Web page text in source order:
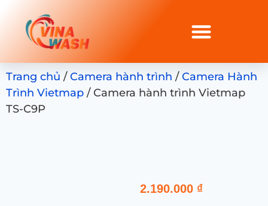
Trang chủ /Camera hành trình /Camera Hành
Trình Vietmap / Camera hành trình Vietmap
TS-C9P
2.190.000 ₫